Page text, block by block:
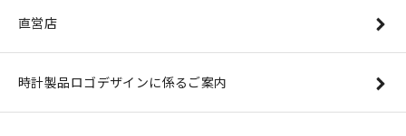
直営店
時計製品ロゴデザインに係るご案内